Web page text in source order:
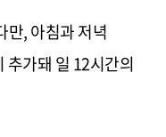
만,아침과 저녁
추가돼 일 12시간의